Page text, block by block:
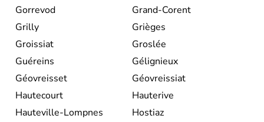
Gorrevod
Grand-Corent
Grilly
Grièges
Groissiat
Groslée
Guéreins
Gélignieux
Géovreisset
Géovreissiat
Hautecourt
Hauterive
Hauteville-Lompnes
Hostiaz